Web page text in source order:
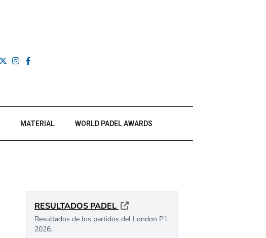
MATERIAL WORLD PADEL AWARDS